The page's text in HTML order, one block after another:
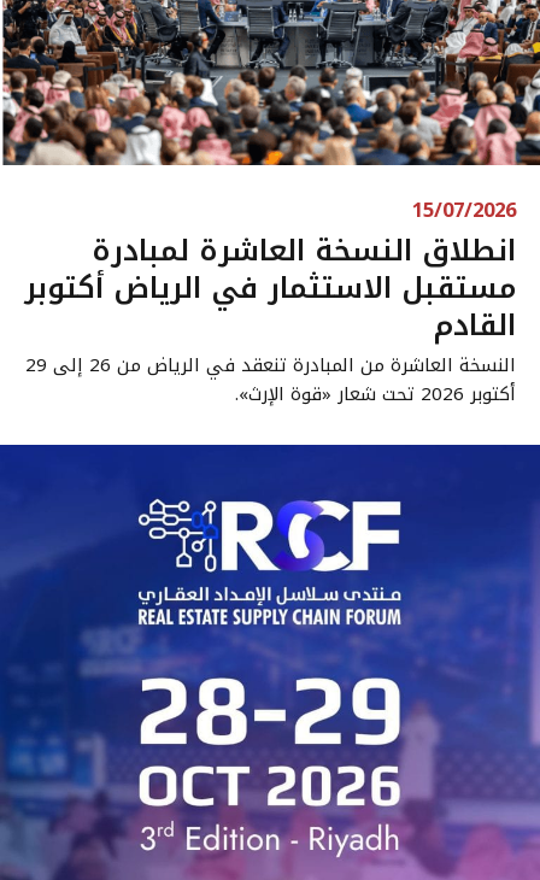
15/07/2026
انطلاق النسخة العاشرة لمبادرة
مستقبل الاستثمار في الرياض أكتوبر
القادم
النسخة العاشرة من المبادرة تنعقد في الرياض من 26 إلى 29
أكتوبر 2026 تحت شعار «قوة الإرث».